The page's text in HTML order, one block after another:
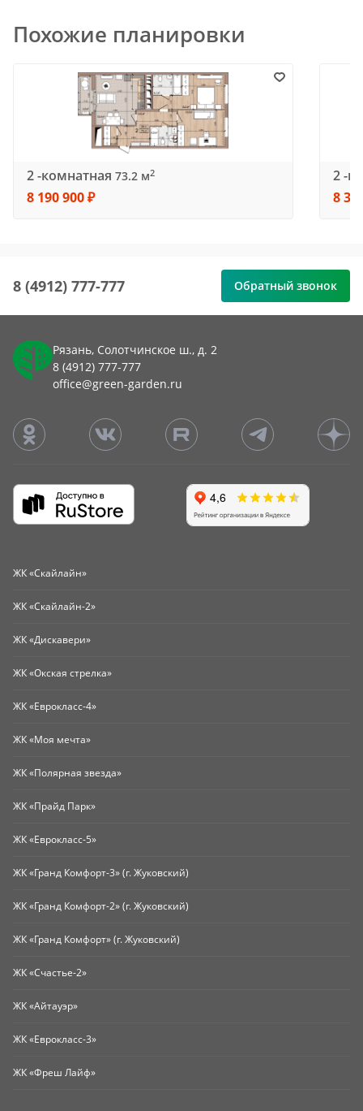
Похожие планировки
2 -комнатная 73.2 м2
8 190 900 ₽
2 -
8
8 (4912) 777-777 Обратный звонок
Рязань, Солотчинское ш., д. 2
8 (4912) 777-777
office@green-garden.ru
ЖК «Скайлайн»
ЖК «Скайлайн-2»
ЖК «Дискавери»
ЖК «Окская стрелка»
ЖК «Еврокласс-4»
ЖК «Моя мечта»
ЖК «Полярная звезда»
ЖК «Прайд Парк»
ЖК «Еврокласс-5»
ЖК «Гранд Комфорт-3» (г. Жуковский)
ЖК «Гранд Комфорт-2» (г. Жуковский)
ЖК «Гранд Комфорт» (г. Жуковский)
ЖК «Счастье-2»
ЖК «Айтауэр»
ЖК «Еврокласс-3»
ЖК «Фреш Лайф»